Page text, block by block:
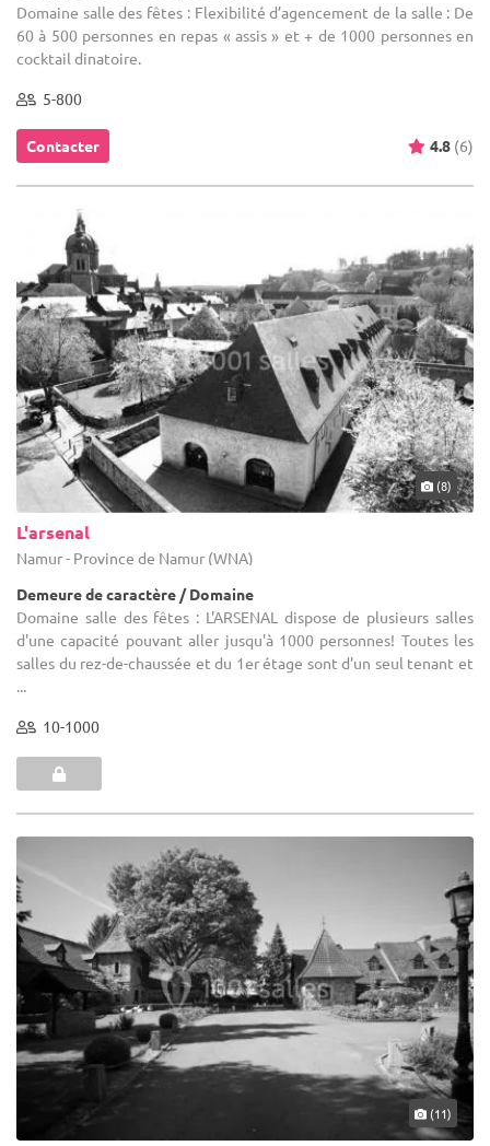
Domaine salle des fêtes : Flexibilité d’agencement de la salle : De
60 à 500 personnes en repas « assis » et + de 1000 personnes en
cocktail dinatoire.
5-800
Contacter 4.8 (6)
(8)
L'arsenal
Namur - Province de Namur (WNA)
Demeure de caractère / Domaine
Domaine salle des fêtes : L'ARSENAL dispose de plusieurs salles
d'une capacité pouvant aller jusqu'à 1000 personnes! Toutes les
salles du rez-de-chaussée et du 1er étage sont d'un seul tenant et
10-1000
(11)